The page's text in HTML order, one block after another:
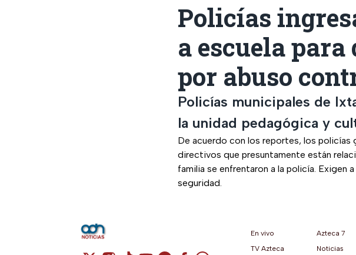
Policías
a escuela
por abuso
Policías municipales de
la unidad pedagógica y
De acuerdo con los reportes, los policías
directivos que presuntamente están
familia se enfrentaron a la policía. Exigen
seguridad.
En vivo
TV Azteca
Azteca 7
Noticias